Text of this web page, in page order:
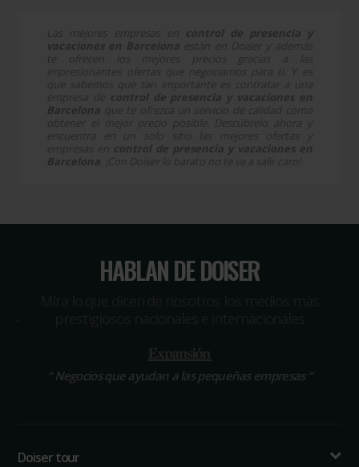
HABLAN DE DOISER
“Negocios que ayudan a las pequeñas empresas “
Doiser tour